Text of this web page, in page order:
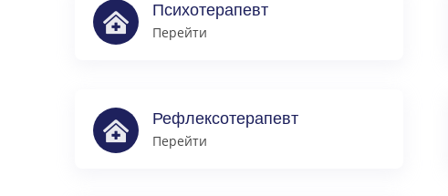
Психотерапевт
Перейти
Рефлексотерапевт
Перейти